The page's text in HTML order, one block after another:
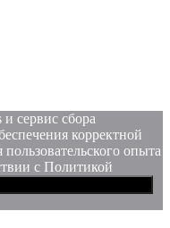
сервис сбора
корректной
опыта
с Политикой